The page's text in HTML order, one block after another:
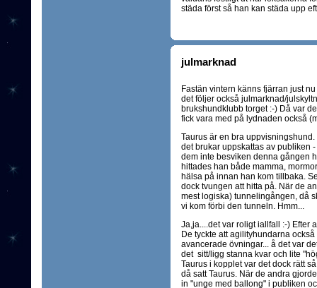
städa först så han kan städa upp
julmarknad
Fastän vintern känns fjärran just
det följer också julmarknad/
brukshundklubb torget :-) Då var
fick vara med på lydnaden också
Taurus är en bra
det brukar uppskattas av publiken
dem inte besviken denna gången
hittades han både mamma,
hälsa på innan han kom tillbaka.
dock tvungen att hitta på. När de
mest logiska) tunnelingången, då
vi kom förbi den tunneln. Hmm...
Ja,ja....det var roligt iallfall :-) Efter
De tyckte att agilityhundarna
avancerade övningar... å det var
det sitt/ligg stanna kvar och lite
Taurus i kopplet var det dock rätt
då satt Taurus. När de andra
in "unge med ballong" i publiken